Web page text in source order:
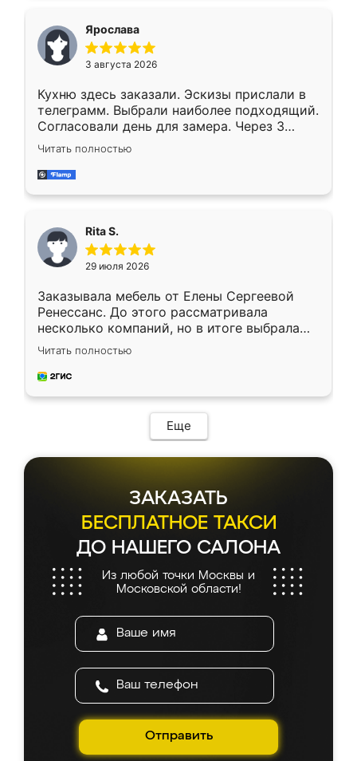
Ярослава
3 августа 2026
Кухню здесь заказали. Эскизы прислали в
телеграмм. Выбрали наиболее подходящий.
Согласовали день для замера. Через 3
недели кухня была уже готова. Остались
довольны работой. Спасибо Ренессанс
мебель за качественную работу!
Читать полностью
Rita S.
29 июля 2026
Заказывала мебель от Елены Сергеевой
Ренессанс. До этого рассматривала
несколько компаний, но в итоге выбрала
эту. Сначала обговорили условия, потом
приехал замерщик, всё спокойно объяснил
и снял размеры. Изготовили в срок, с
мебель сразу встала на свое место без
каких-либо доработок. Качеством осталась
довольна, все выглядит так, как и ожидала.
Читать полностью
Еще
ЗАКАЗАТЬ
БЕСПЛАТНОЕ ТАКСИ
ДО НАШЕГО САЛОНА
Из любой точки Москвы и
Московской области!
Отправить